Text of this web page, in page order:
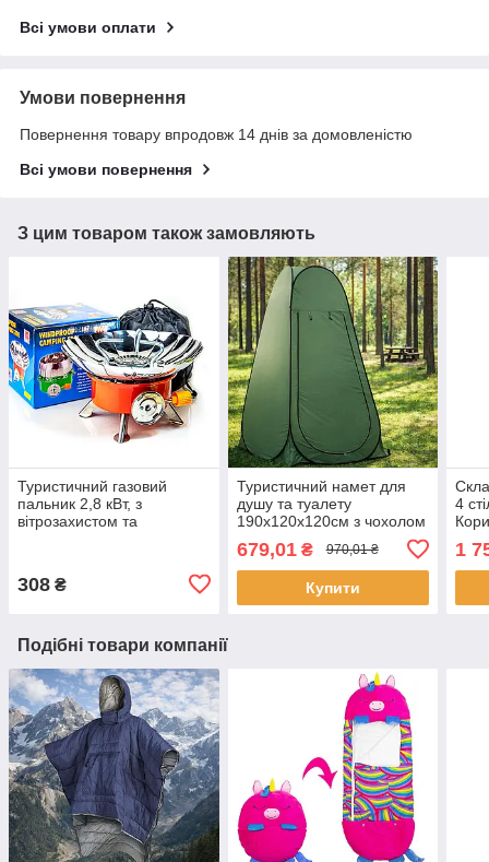
Всі умови оплати
Умови повернення
Повернення товару впродовж 14 днів за домовленістю
Всі умови повернення
З цим товаром також замовляють
Туристичний газовий
пальник 2,8 кВт, з
вітрозахистом та
308 ₴
Туристичний намет для
душу та туалету
190х120х120см з чохолом
роздягальня для літнього
кемпінгу
679,01₴ 970,01 ₴
Купити
4
1
Подібні товари компанії